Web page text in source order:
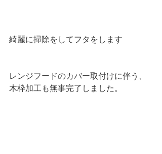
綺麗に掃除をしてフタをします
レンジフードのカバー取付けに伴う、
木枠加工も無事完了しました。